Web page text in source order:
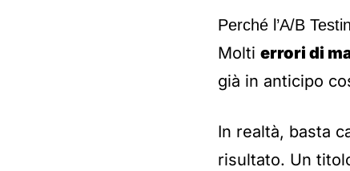
Perché l’A/B
Molti errori di
già in anticipo
In realtà, basta
risultato. Un